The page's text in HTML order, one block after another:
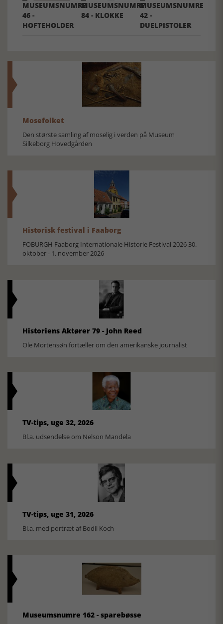
MUSEUMSNUMRE
46 -
HOFTEHOLDER
MUSEUMSNUMRE
84 - KLOKKE
MUSEUMSNUMRE
42 -
DUELPISTOLER
Mosefolket
Den største samling af moselig i verden på Museum
Silkeborg Hovedgården
Historisk festival i Faaborg
FOBURGH Faaborg Internationale Historie Festival 2026 30.
oktober - 1. november 2026
Historiens Aktører 79 - John Reed
Ole Mortensøn fortæller om den amerikanske journalist
TV-tips, uge 32, 2026
Bl.a. udsendelse om Nelson Mandela
TV-tips, uge 31, 2026
Bl.a. med portræt af Bodil Koch
Museumsnumre 162 - sparebøsse